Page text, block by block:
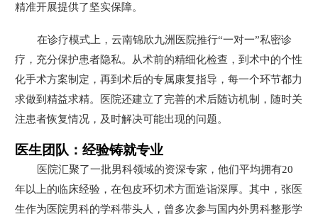
精准开展提供了坚实保障。
在诊疗模式上，云南锦欣九洲医院推行“一对一”私密诊
疗，充分保护患者隐私。从术前的精细化检查，到术中的个性
化手术方案制定，再到术后的专属康复指导，每一个环节都力
求做到精益求精。医院还建立了完善的术后随访机制，随时关
注患者恢复情况，及时解决可能出现的问题。
医生团队：经验铸就专业
医院汇聚了一批男科领域的资深专家，他们平均拥有20
年以上的临床经验，在包皮环切术方面造诣深厚。其中，张医
生作为医院男科的学科带头人，曾多次参与国内外男科整形学